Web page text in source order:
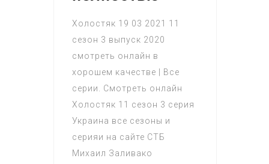
Холостяк 19 03 2021 11
сезон 3 выпуск 2020
смотреть онлайн в
хорошем качестве | Все
серии. Смотреть онлайн
Холостяк 11 сезон 3 серия
Украина все сезоны и
серияи на сайте СТБ
Михаил Заливако